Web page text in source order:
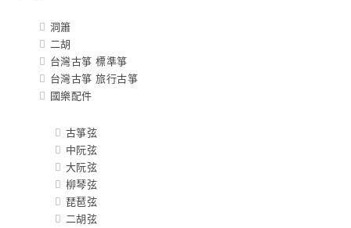
洞簫
二胡
台灣古箏 標準箏
台灣古箏 旅行古箏
國樂配件
古箏弦
中阮弦
大阮弦
柳琴弦
琵琶弦
二胡弦